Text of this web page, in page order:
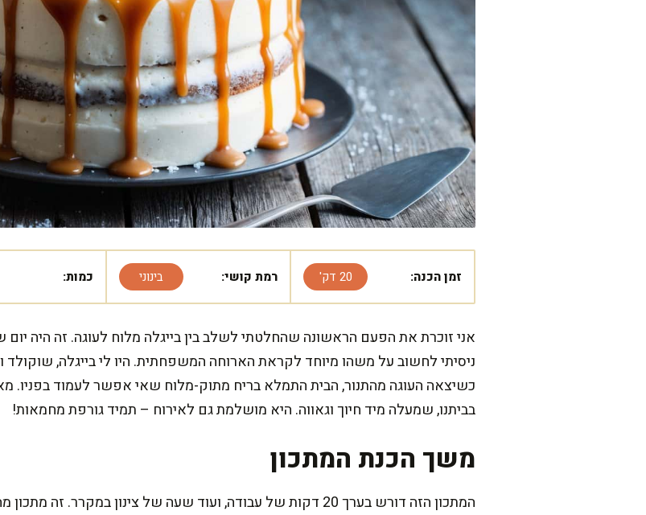
זמן הכנה: 20 דק' רמת קושי: בינוני כמות:
אני זוכרת את הפעם הראשונה שהחלטתי לשלב בין בייגלה מלוח לעוגה. זה היה יום
ניסיתי לחשוב על משהו מיוחד לקראת הארוחה המשפחתית. היו לי בייגלה,
כשיצאה העוגה מהתנור, הבית התמלא בריח מתוק-מלוח שאי אפשר לעמוד בפניו.
בביתנו, שמעלה מיד חיוך וגאווה. היא מושלמת גם לאירוח – תמיד גורפת מחמאות!
משך הכנת המתכון
המתכון הזה דורש בערך 20 דקות של עבודה, ועוד שעה של צינון